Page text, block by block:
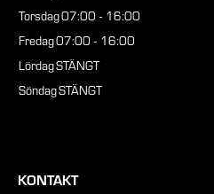
Torsdag07:00 - 16:00
Fredag07:00 - 16:00
LördagSTÄNGT
SöndagSTÄNGT
KONTAKT